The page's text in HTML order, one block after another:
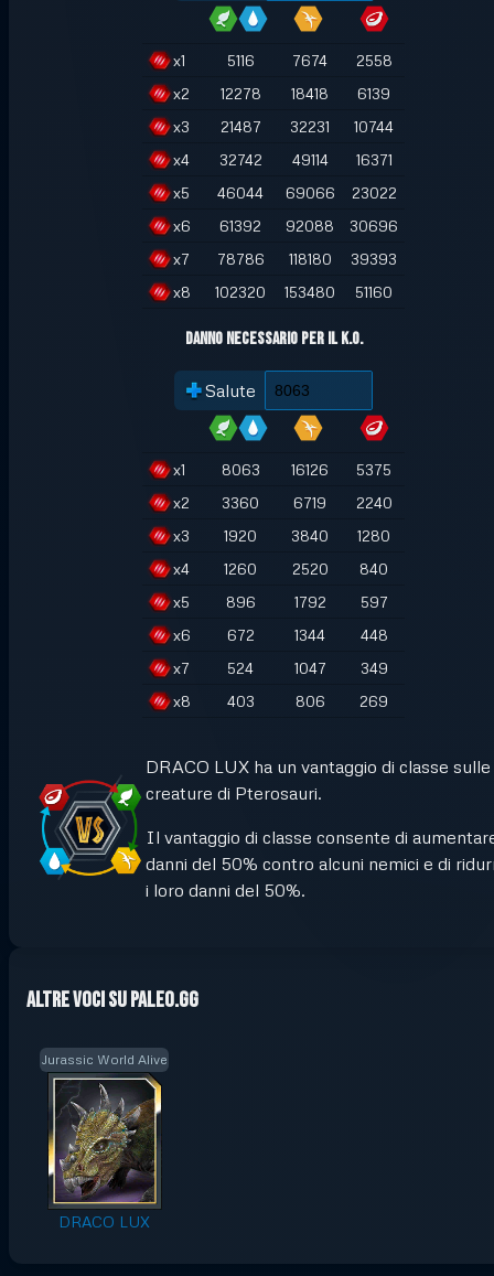
x1 5116 7674
2558
x2 12278 18418
6139
x3 21487 32231
10744
x4 32742 49114
16371
x5 46044 69066
23022
x6 61392 92088
30696
x7 78786 118180
39393
x8 102320 153480 51160
Danno necessario per il K.O.
Salute
x1 8063 16126
5375
x2 3360 6719
2240
x3 1920 3840
1280
x4 1260 2520
840
x5 896 1792
597
x6 672 1344
448
x7 524 1047
349
x8 403 806 269
DRACO LUX ha un vantaggio di classe sulle
creature di Pterosauri.
Il vantaggio di classe consente di
danni del 50% contro alcuni nemici e di
i loro danni del 50%.
Altre voci su Paleo.GG
Jurassic World Alive
DRACO LUX